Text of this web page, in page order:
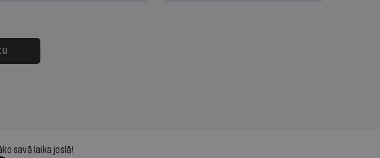
uzcītīga darba, mammas
atbalsts un drosme turpināt
meteovērojumus arī tad, kad
savā laika joslā!